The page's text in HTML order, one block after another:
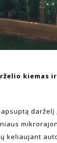
kiemas
darželį
keliaujant